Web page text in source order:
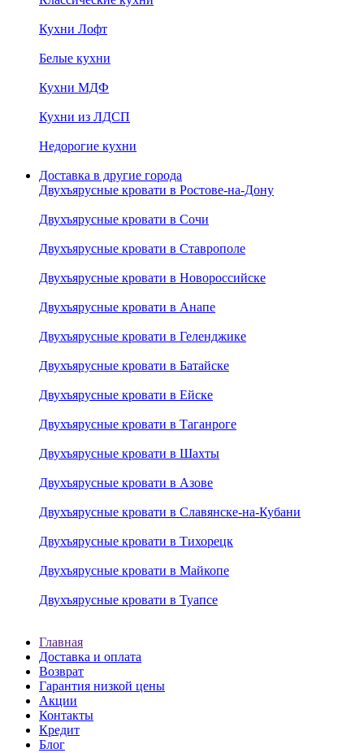
Кухни Лофт
Белые кухни
Кухни МДФ
Кухни из ЛДСП
Недорогие кухни
Доставка в другие города
Двухъярусные кровати в Ростове-на-Дону
Двухъярусные кровати в Сочи
Двухъярусные кровати в Ставрополе
Двухъярусные кровати в Новороссийске
Двухъярусные кровати в Анапе
Двухъярусные кровати в Геленджике
Двухъярусные кровати в Батайске
Двухъярусные кровати в Ейске
Двухъярусные кровати в Таганроге
Двухъярусные кровати в Шахты
Двухъярусные кровати в Азове
Двухъярусные кровати в Славянске-на-Кубани
Двухъярусные кровати в Тихорецк
Двухъярусные кровати в Майкопе
Двухъярусные кровати в Туапсе
Главная
Доставка и оплата
Возврат
Гарантия низкой цены
Акции
Контакты
Кредит
Блог